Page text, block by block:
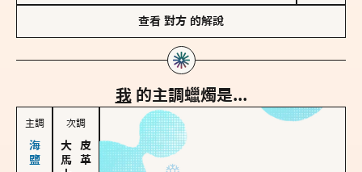
查看 對方 的解說
我 的主調蠟燭是...
主調 次調